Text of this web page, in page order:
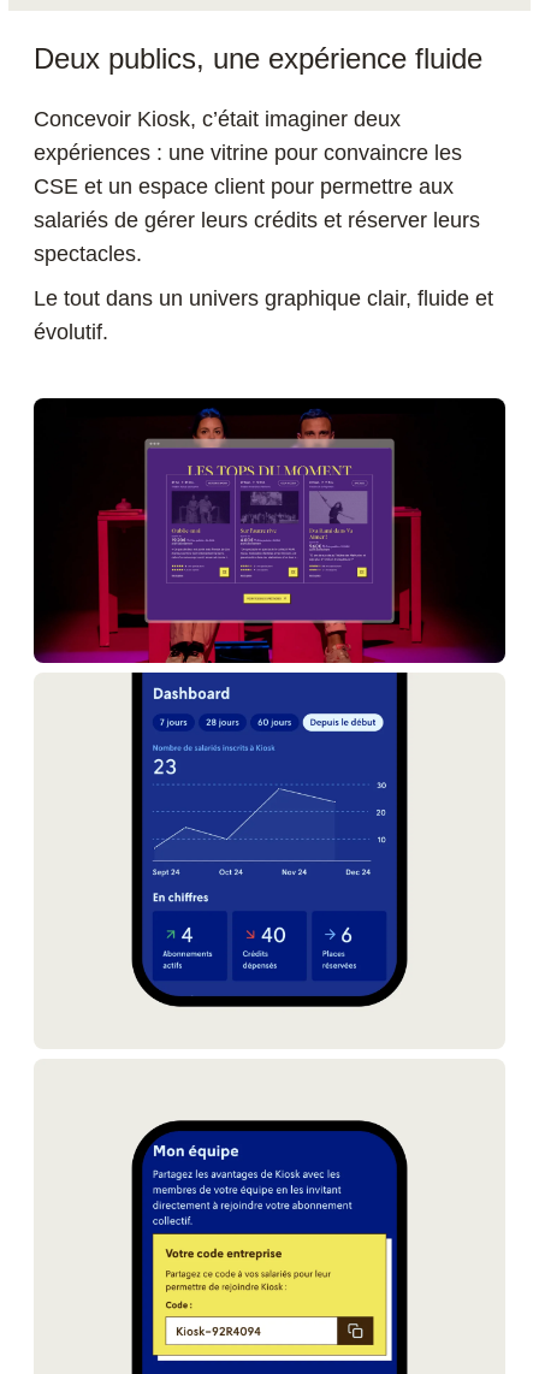
Deux publics, une expérience fluide
Concevoir Kiosk, c’était imaginer deux
expériences : une vitrine pour convaincre les
CSE et un espace client pour permettre aux
salariés de gérer leurs crédits et réserver leurs
spectacles.
Le tout dans un univers graphique clair, fluide et
évolutif.